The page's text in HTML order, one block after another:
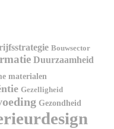
Bouwsector
Duurzaamheid
materialen
Gezelligheid
Gezondheid